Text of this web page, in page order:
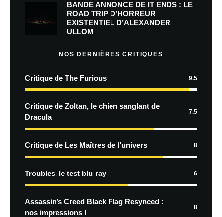
BANDE ANNONCE DE IT ENDS : LE
ROAD TRIP D’HORREUR
EXISTENTIEL D’ALEXANDER
ULLOM
NOS DERNIÈRES CRITIQUES
Critique de The Furious 9.5
Critique de Zoltan, le chien sanglant de
Dracula
7.5
Critique de Les Maîtres de l’univers 8
Troubles, le test blu-ray 6
Assassin’s Creed Black Flag Resynced :
nos impressions !
8